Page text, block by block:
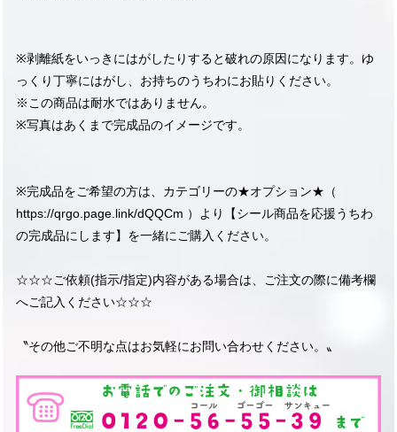
※剥離紙をいっきにはがしたりすると破れの原因になります。ゆ
っくり丁寧にはがし、お持ちのうちわにお貼りください。
※この商品は耐水ではありません。
※写真はあくまで完成品のイメージです。
※完成品をご希望の方は、カテゴリーの★オプション★（
https://qrgo.page.link/dQQCm ）より【シール商品を応援うちわ
の完成品にします】を一緒にご購入ください。
☆☆☆ご依頼(指示/指定)内容がある場合は、ご注文の際に備考欄
へご記入ください☆☆☆
〝その他ご不明な点はお気軽にお問い合わせください。〟